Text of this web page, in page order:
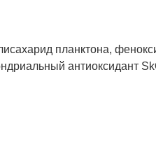
планктона,
антиоксидант